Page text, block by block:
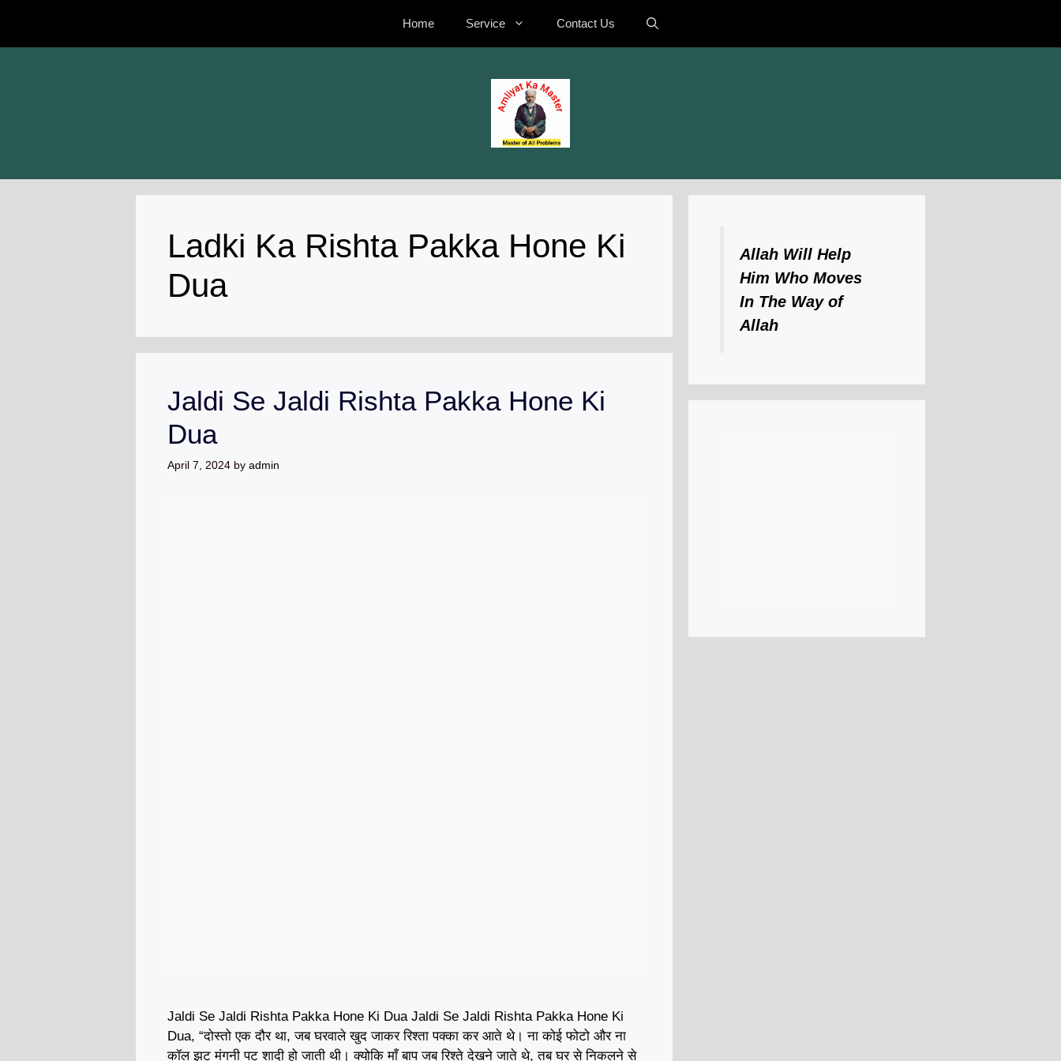
content
Home Service Contact Us
Ladki Ka Rishta Pakka Hone Ki
Dua
Jaldi Se Jaldi Rishta Pakka Hone Ki
Dua
April 7, 2024 by admin
Jaldi Se Jaldi Rishta Pakka Hone Ki Dua Jaldi Se Jaldi Rishta Pakka Hone Ki
Dua, “दोस्तो एक दौर था, जब घरवाले खुद जाकर रिश्ता पक्का कर आते थे। ना कोई फोटो और ना
कॉल झट मंगनी पट शादी हो जाती थी। क्योकि माँ बाप जब रिश्ते देखने जाते थे, तब घर से निकलने से
Allah Will Help
Him Who Moves
In The Way of
Allah